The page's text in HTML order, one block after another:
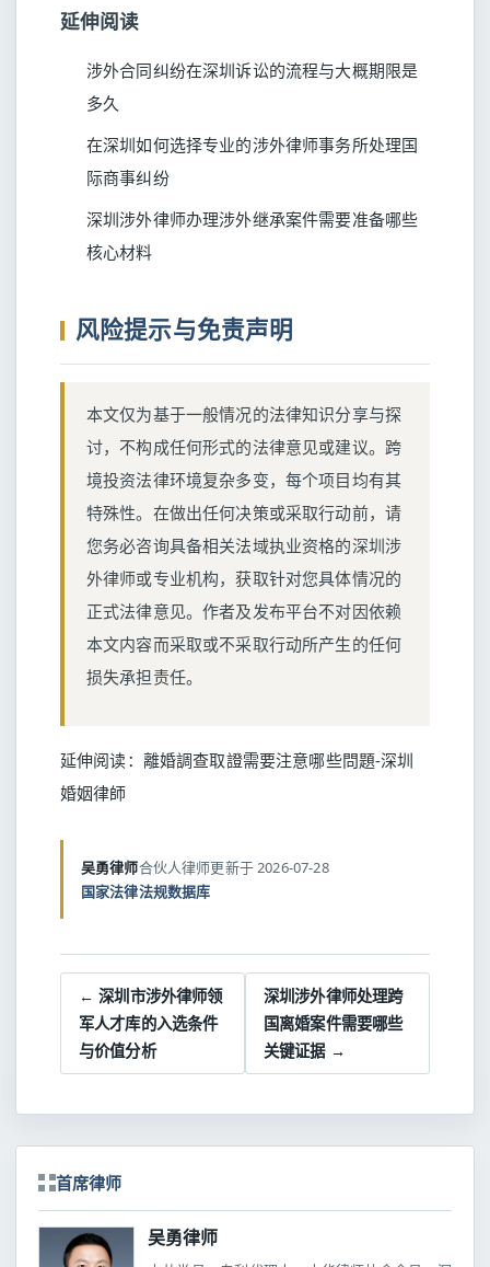
延伸阅读
涉外合同纠纷在深圳诉讼的流程与大概期限是
多久
在深圳如何选择专业的涉外律师事务所处理国
际商事纠纷
深圳涉外律师办理涉外继承案件需要准备哪些
核心材料
风险提示与免责声明
本文仅为基于一般情况的法律知识分享与探
讨，不构成任何形式的法律意见或建议。跨
境投资法律环境复杂多变，每个项目均有其
特殊性。在做出任何决策或采取行动前，请
您务必咨询具备相关法域执业资格的深圳涉
外律师或专业机构，获取针对您具体情况的
正式法律意见。作者及发布平台不对因依赖
本文内容而采取或不采取行动所产生的任何
损失承担责任。
延伸阅读： 離婚調查取證需要注意哪些問題-深圳
婚姻律師
吴勇律师合伙人律师更新于 2026-07-28
国家法律法规数据库
← 深圳市涉外律师领
军人才库的入选条件
与价值分析
深圳涉外律师处理跨
国离婚案件需要哪些
关键证据 →
首席律师
吴勇律师